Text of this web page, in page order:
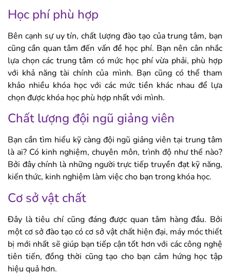
Học phí phù hợp
Bên cạnh sự uy tín, chất lượng đào tạo của trung tâm, bạn
cũng cần quan tâm đến vấn đề học phí. Bạn nên cân nhắc
lựa chọn các trung tâm có mức học phí vừa phải, phù hợp
với khả năng tài chính của mình. Bạn cũng có thể tham
khảo nhiều khóa học với các mức tiền khác nhau để lựa
chọn được khóa học phù hợp nhất với mình.
Chất lượng đội ngũ giảng viên
Bạn cần tìm hiểu kỹ càng đội ngũ giảng viên tại trung tâm
là ai? Có kinh nghiệm, chuyên môn, trình độ như thế nào?
Bởi đây chính là những người trực tiếp truyền đạt kỹ năng,
kiến thức, kinh nghiệm làm việc cho bạn trong khóa học.
Cơ sở vật chất
Đây là tiêu chí cũng đáng được quan tâm hàng đầu. Bởi
một cơ sở đào tạo có cơ sở vật chất hiện đại, máy móc thiết
bị mới nhất sẽ giúp bạn tiếp cận tốt hơn với các công nghệ
tiên tiến, đồng thời cũng tạo cho bạn cảm hứng học tập
hiệu quả hơn.